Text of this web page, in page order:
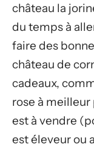
château la
du temps à
faire des
château de
cadeaux,
rose à meilleur
est à vendre
est éleveur ou